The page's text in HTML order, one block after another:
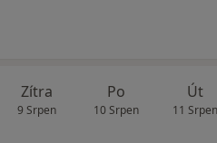
Zítra
9 Srpen
Po
10 Srpen
Út
11 Srpen